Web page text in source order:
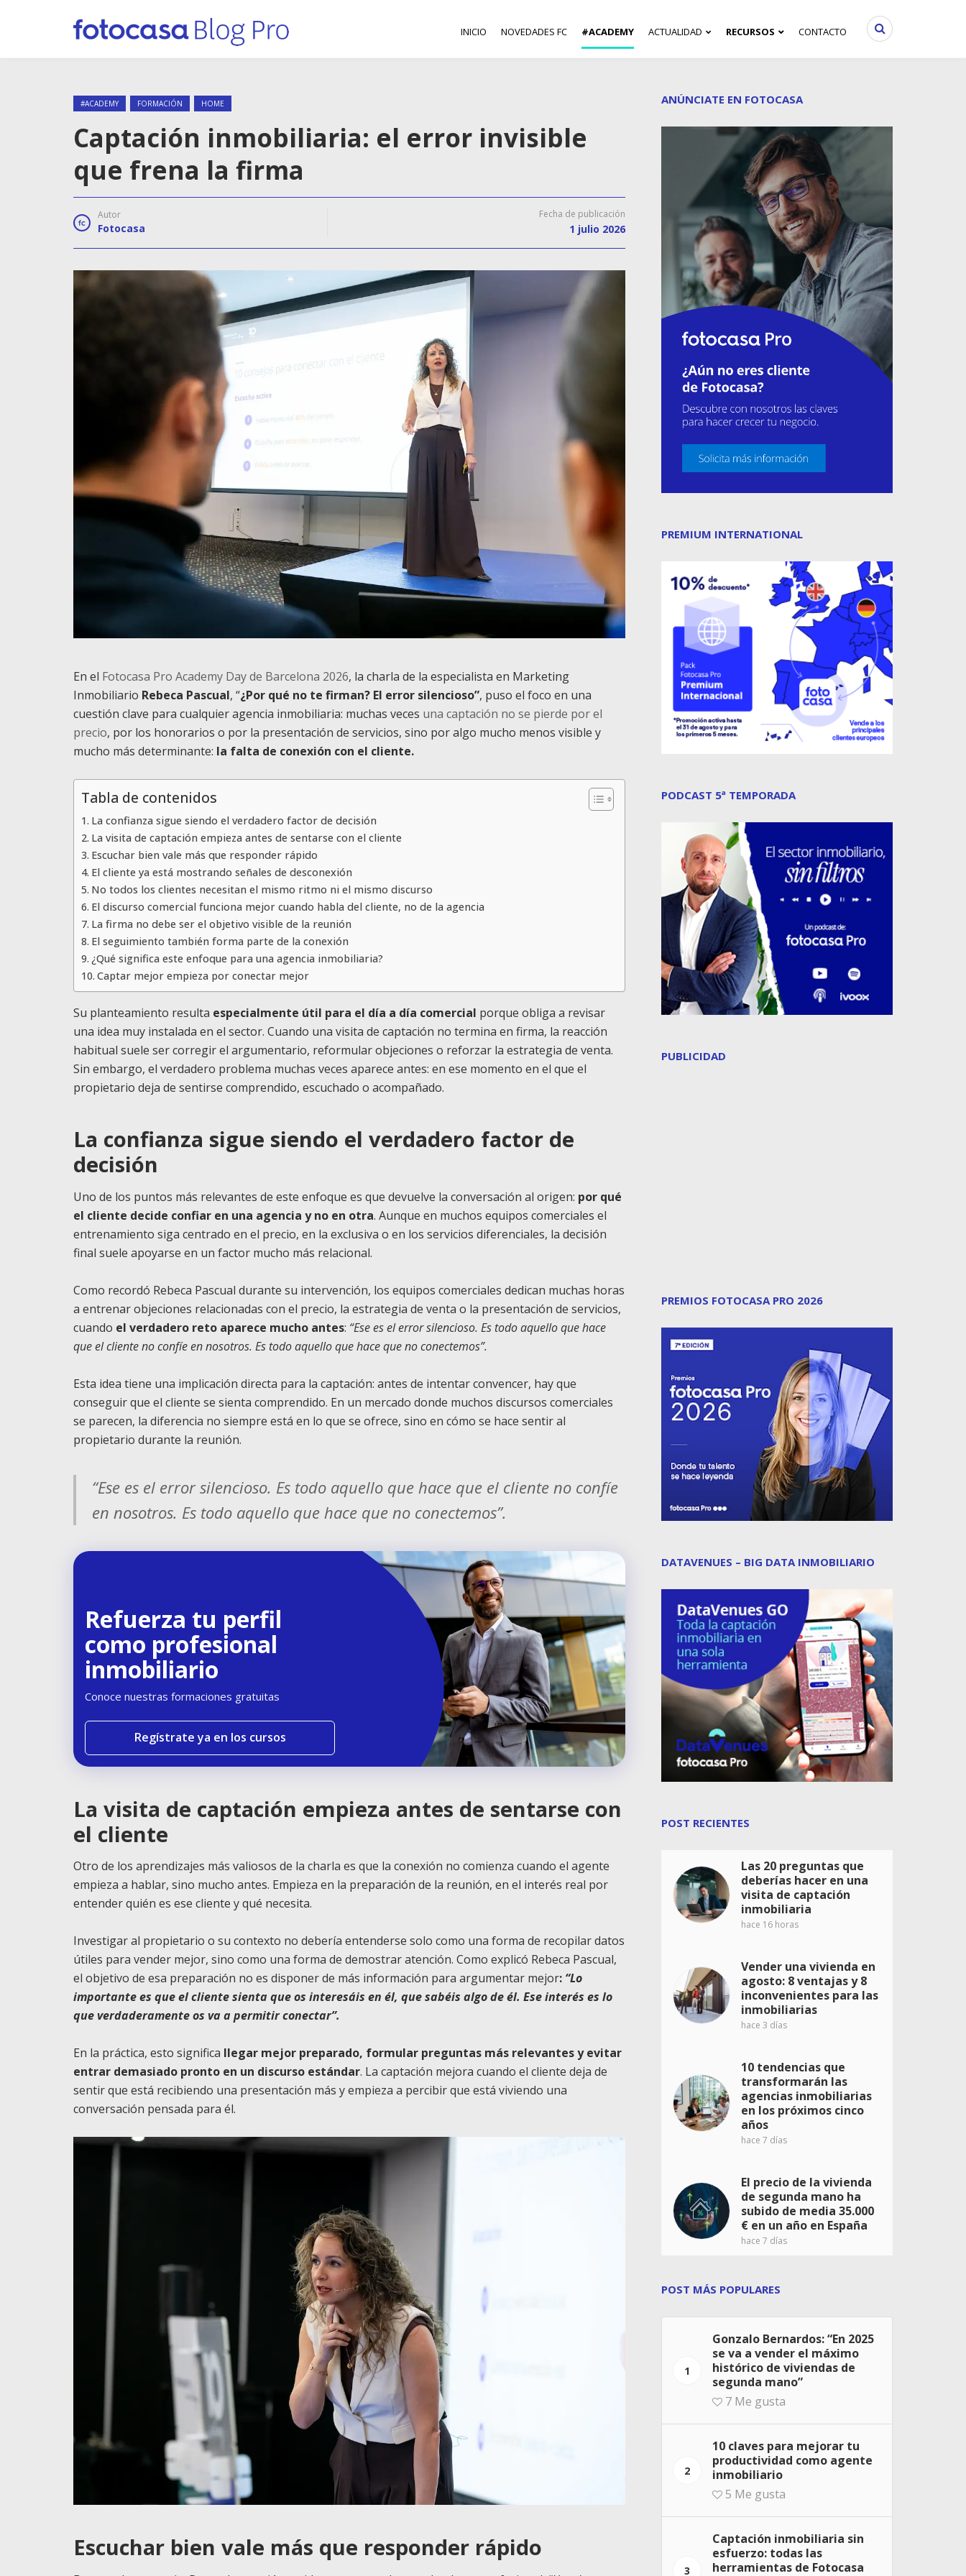
INICIO NOVEDADES FC #ACADEMY ACTUALIDAD RECURSOS CONTACTO
#ACADEMY FORMACIÓN HOME
Captación inmobiliaria: el error invisible
que frena la firma
Autor
Fotocasa
Fecha de publicación
1 julio 2026
En el Fotocasa Pro Academy Day de Barcelona 2026, la charla de la especialista en Marketing
Inmobiliario Rebeca Pascual, “¿Por qué no te firman? El error silencioso”, puso el foco en una
cuestión clave para cualquier agencia inmobiliaria: muchas veces una captación no se pierde por el
precio, por los honorarios o por la presentación de servicios, sino por algo mucho menos visible y
mucho más determinante: la falta de conexión con el cliente.
Tabla de contenidos
La confianza sigue siendo el verdadero factor de decisión
La visita de captación empieza antes de sentarse con el cliente
Escuchar bien vale más que responder rápido
El cliente ya está mostrando señales de desconexión
No todos los clientes necesitan el mismo ritmo ni el mismo discurso
El discurso comercial funciona mejor cuando habla del cliente, no de la agencia
La firma no debe ser el objetivo visible de la reunión
El seguimiento también forma parte de la conexión
¿Qué significa este enfoque para una agencia inmobiliaria?
Captar mejor empieza por conectar mejor
Su planteamiento resulta especialmente útil para el día a día comercial porque obliga a revisar
una idea muy instalada en el sector. Cuando una visita de captación no termina en firma, la reacción
habitual suele ser corregir el argumentario, reformular objeciones o reforzar la estrategia de venta.
Sin embargo, el verdadero problema muchas veces aparece antes: en ese momento en el que el
propietario deja de sentirse comprendido, escuchado o acompañado.
La confianza sigue siendo el verdadero factor de
decisión
Uno de los puntos más relevantes de este enfoque es que devuelve la conversación al origen: por qué
el cliente decide confiar en una agencia y no en otra. Aunque en muchos equipos comerciales el
entrenamiento siga centrado en el precio, en la exclusiva o en los servicios diferenciales, la decisión
final suele apoyarse en un factor mucho más relacional.
Como recordó Rebeca Pascual durante su intervención, los equipos comerciales dedican muchas horas
a entrenar objeciones relacionadas con el precio, la estrategia de venta o la presentación de servicios,
cuando el verdadero reto aparece mucho antes: “Ese es el error silencioso. Es todo aquello que hace
que el cliente no confíe en nosotros. Es todo aquello que hace que no conectemos”.
Esta idea tiene una implicación directa para la captación: antes de intentar convencer, hay que
conseguir que el cliente se sienta comprendido. En un mercado donde muchos discursos comerciales
se parecen, la diferencia no siempre está en lo que se ofrece, sino en cómo se hace sentir al
propietario durante la reunión.
“Ese es el error silencioso. Es todo aquello que hace que el cliente no confíe
en nosotros. Es todo aquello que hace que no conectemos”.
Refuerza tu perfil
como profesional
inmobiliario
Conoce nuestras formaciones gratuitas
Regístrate ya en los cursos
La visita de captación empieza antes de sentarse con
el cliente
Otro de los aprendizajes más valiosos de la charla es que la conexión no comienza cuando el agente
empieza a hablar, sino mucho antes. Empieza en la preparación de la reunión, en el interés real por
entender quién es ese cliente y qué necesita.
Investigar al propietario o su contexto no debería entenderse solo como una forma de recopilar datos
útiles para vender mejor, sino como una forma de demostrar atención. Como explicó Rebeca Pascual,
el objetivo de esa preparación no es disponer de más información para argumentar mejor: “Lo
importante es que el cliente sienta que os interesáis en él, que sabéis algo de él. Ese interés es lo
que verdaderamente os va a permitir conectar”.
En la práctica, esto significa llegar mejor preparado, formular preguntas más relevantes y evitar
entrar demasiado pronto en un discurso estándar. La captación mejora cuando el cliente deja de
sentir que está recibiendo una presentación más y empieza a percibir que está viviendo una
conversación pensada para él.
Escuchar bien vale más que responder rápido
ANÚNCIATE EN FOTOCASA
PREMIUM INTERNATIONAL
PODCAST 5ª TEMPORADA
PUBLICIDAD
PREMIOS FOTOCASA PRO 2026
DATAVENUES – BIG DATA INMOBILIARIO
POST RECIENTES
Las 20 preguntas que
deberías hacer en una
visita de captación
inmobiliaria
hace 16 horas
Vender una vivienda en
agosto: 8 ventajas y 8
inconvenientes para las
inmobiliarias
hace 3 días
10 tendencias que
transformarán las
agencias inmobiliarias
en los próximos cinco
años
hace 7 días
El precio de la vivienda
de segunda mano ha
subido de media 35.000
€ en un año en España
hace 7 días
POST MÁS POPULARES
1
Gonzalo Bernardos: “En 2025
se va a vender el máximo
histórico de viviendas de
segunda mano”
7 Me gusta
2
10 claves para mejorar tu
productividad como agente
inmobiliario
5 Me gusta
3
Captación inmobiliaria sin
esfuerzo: todas las
herramientas de Fotocasa